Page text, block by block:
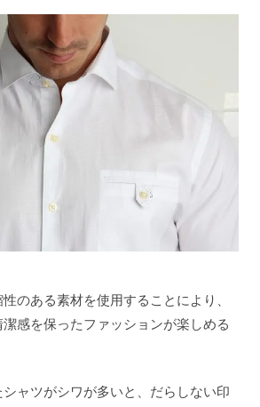
のある素材を使用することにより、
感を保ったファッションが楽しめる
ャツがシワが多いと、だらしない印